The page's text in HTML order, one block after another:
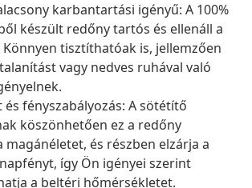
karbantartási igényű: A 100%
készült redőny tartós és ellenáll a
tisztíthatóak is, jellemzően
vagy nedves ruhával való
és fényszabályozás: A sötétítő
köszönhetően ez a redőny
magánéletet, és részben elzárja a
így Ön igényei szerint
a beltéri hőmérsékletet.